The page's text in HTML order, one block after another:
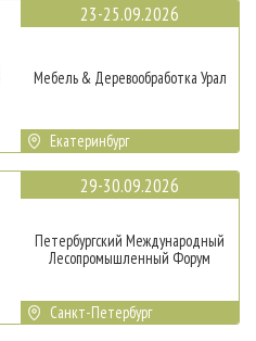
23-25.09.2026
Мебель & Деревообработка Урал
Екатеринбург
29-30.09.2026
Петербургский Международный
Лесопромышленный Форум
Санкт-Петербург